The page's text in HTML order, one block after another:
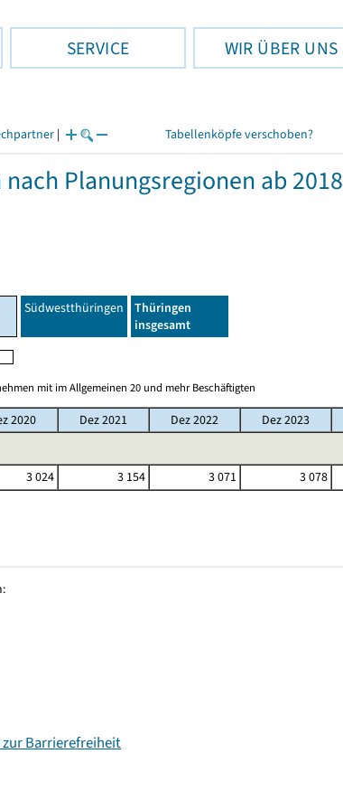
SERVICE WIR ÜBER UNS
| Tabellenköpfe verschoben?
Planungsregionen ab 2018
Südwestthüringen
Thüringen
insgesamt
mit im Allgemeinen 20 und mehr Beschäftigten
2020 Dez 2021 Dez 2022 Dez 2023
3 024 3 154 3 071 3 078
zur Barrierefreiheit